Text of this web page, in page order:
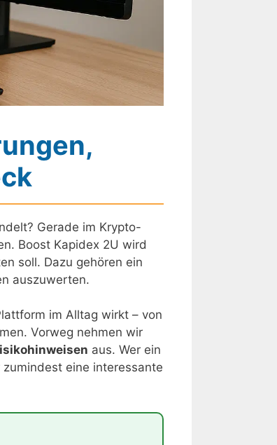
Gerade im Krypto-
Boost Kapidex 2U wird
soll. Dazu gehören ein
auszuwerten.
im Alltag wirkt – von
Vorweg nehmen wir
aus. Wer ein
eine interessante